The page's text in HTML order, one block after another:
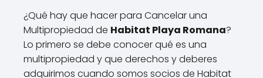
¿Qué hay que hacer para Cancelar una
Multipropiedad de Habitat Playa Romana?
Lo primero se debe conocer qué es una
multipropiedad y que derechos y deberes
adquirimos cuando somos socios de Habitat